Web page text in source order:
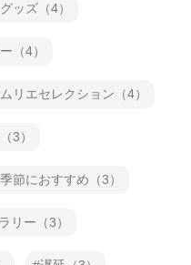
ッズ（4）
（4）
リエセレクション（4）
3）
季節におすすめ（3）
リー（3）